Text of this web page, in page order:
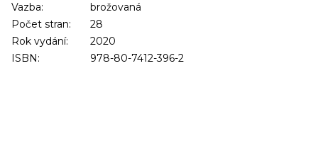
Vazba:
brožovaná
Počet stran:
28
Rok vydání:
2020
ISBN:
978-80-7412-396-2